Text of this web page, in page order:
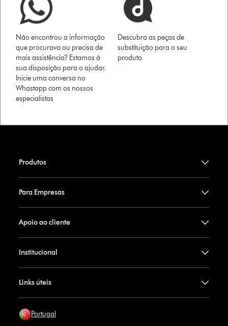
Não encontrou a informação
que procurava ou precisa de
mais assistência? Estamos à
sua disposição para o ajudar.
Inicie uma conversa no
Whastapp com os nossos
especialistas
Descubra as peças de
substituição para o seu
produto
Produtos
Para Empresas
Apoio ao cliente
Institucional
Links úteis
Portugal